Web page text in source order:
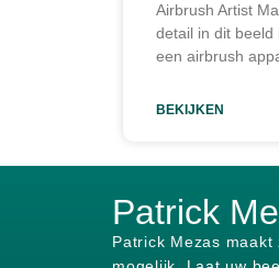
Airbrush Artist
detail in dit beeld
een airbrush
BEKIJKEN
Patrick
Patrick Mezas